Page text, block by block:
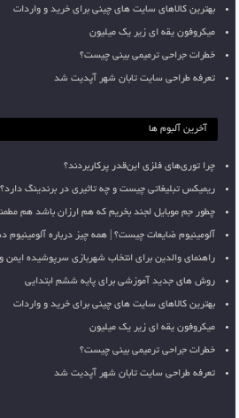
بهترین کالاهای سایت های چینی برای خرید و واردات
میکروفون یقه ای زیر یک میلیون
خطرات جراحی ترمیمی بینی چیست؟
تعرفه طراحی سایت تابان شهر آپدیت شد
آخرین آلبوم ها
چرا توری‌های فلزی این‌قدر پرکاربردند؟
ریمیکس تبلیغاتی چیست و چه تاثیری در برندینگ دارد؟
چطور جم موبایل لجند بخریم که هم ارزان باشد هم
آلومینیوم ضایعات چیست؟ | همه چیز درباره
راهنمای والدین برای انتخاب شهربازی سرپوشیده ایمن
روش های جدید آموزشی برای پایه ششم ابتدایی
بهترین کالاهای سایت های چینی برای خرید و واردات
میکروفون یقه ای زیر یک میلیون
خطرات جراحی ترمیمی بینی چیست؟
تعرفه طراحی سایت تابان شهر آپدیت شد